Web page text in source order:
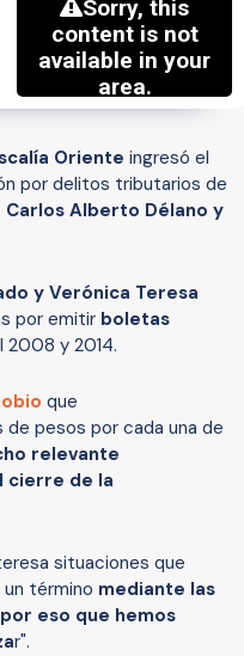
Oriente ingresó el
por delitos tributarios de
Carlos Alberto Délano y
y Verónica Teresa
por emitir boletas
2008 y 2014.
que
pesos por cada una de
relevante
cierre de la
situaciones que
término mediante las
eso que hemos
r".